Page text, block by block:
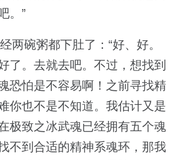
。”
碗粥都下肚了：“好、好。
了。去就去吧。不过，想找到
恐怕是不容易啊！之前寻找精
你也不是不知道。我估计又是
极致之冰武魂已经拥有五个魂
不到合适的精神系魂环，那我